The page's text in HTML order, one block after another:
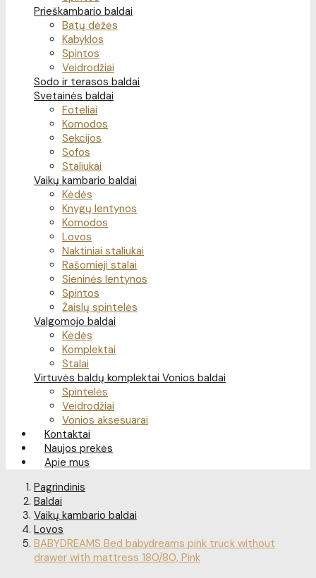
Prieškambario baldai
Batų dėžės
Kabyklos
Spintos
Veidrodžiai
Sodo ir terasos baldai
Svetainės baldai
Foteliai
Komodos
Sekcijos
Sofos
Staliukai
Vaikų kambario baldai
Kėdės
Knygų lentynos
Komodos
Lovos
Naktiniai staliukai
Rašomieji stalai
Sieninės lentynos
Spintos
Žaislų spintelės
Valgomojo baldai
Kėdės
Komplektai
Stalai
Virtuvės baldų komplektai Vonios baldai
Spintelės
Veidrodžiai
Vonios aksesuarai
Kontaktai
Naujos prekės
Apie mus
Pagrindinis
Baldai
Vaikų kambario baldai
Lovos
BABYDREAMS Bed babydreams pink truck without
drawer with mattress 180/80, Pink